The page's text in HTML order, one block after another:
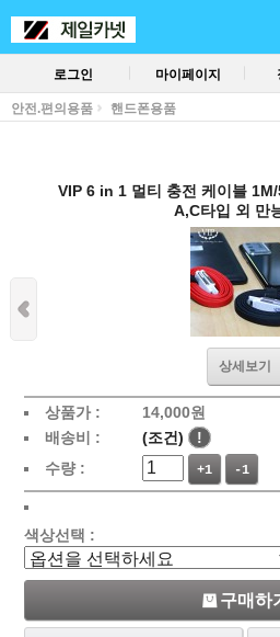
로그인 마이페이지
안전.편의용품 핸드폰용품
VIP 6 in 1 멀티 충전 케이블
A,C타입 외 만
상세보기
상품가 : 14,000원
배송비 :
(조건)
!
수량 :
+1 -1
색상선택 :
구매하